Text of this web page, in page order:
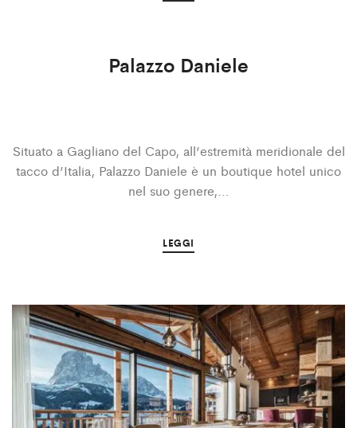
Palazzo Daniele
Situato a Gagliano del Capo, all’estremità meridionale del
tacco d’Italia, Palazzo Daniele è un boutique hotel unico
nel suo genere,…
LEGGI